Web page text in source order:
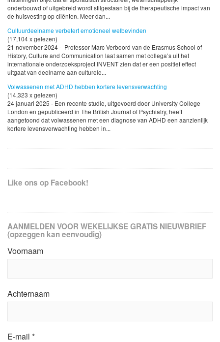
onderbouwd of uitgebreid wordt stilgestaan bij de therapeutische impact van
de huisvesting op cliënten. Meer dan...
Cultuurdeelname verbetert emotioneel welbevinden
(17,104 x gelezen)
21 november 2024 - Professor Marc Verboord van de Erasmus School of
History, Culture and Communication laat samen met collega’s uit het
internationale onderzoeksproject INVENT zien dat er een positief effect
uitgaat van deelname aan culturele...
Volwassenen met ADHD hebben kortere levensverwachting
(14,323 x gelezen)
24 januari 2025 - Een recente studie, uitgevoerd door University College
London en gepubliceerd in The British Journal of Psychiatry, heeft
aangetoond dat volwassenen met een diagnose van ADHD een aanzienlijk
kortere levensverwachting hebben in...
Like ons op Facebook!
AANMELDEN VOOR WEKELIJKSE GRATIS NIEUWBRIEF
(opzeggen kan eenvoudig)
Voornaam
Achternaam
E-mail *